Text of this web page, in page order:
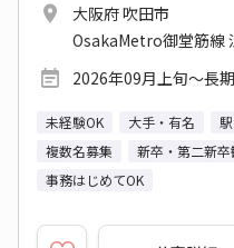
大阪府 吹田市
OsakaMetro御堂筋線
2026年09月上旬～長期
未経験OK 大手・有名
複数名募集
新卒・第二新卒
事務はじめてOK